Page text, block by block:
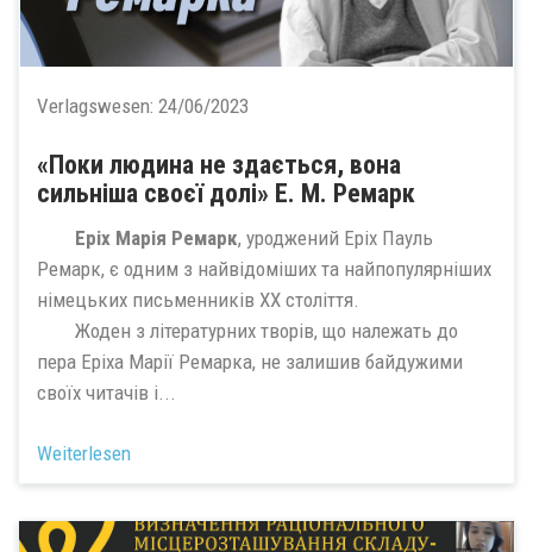
Verlagswesen: 24/06/2023
«Поки людина не здається, вона
сильніша своєї долі» Е. М. Ремарк
Еріх Марія Ремарк, уроджений Еріх Пауль
Ремарк, є одним з найвідоміших та найпопулярніших
німецьких письменників ХХ століття.
Жоден з літературних творів, що належать до
пера Еріха Марії Ремарка, не залишив байдужими
своїх читачів і...
Weiterlesen